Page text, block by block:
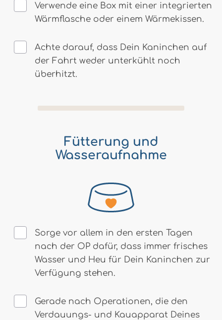
Verwende eine Box mit einer integrierten
Wärmflasche oder einem Wärmekissen.
Achte darauf, dass Dein Kaninchen auf
der Fahrt weder unterkühlt noch
überhitzt.
Fütterung und
Wasseraufnahme
Sorge vor allem in den ersten Tagen
nach der OP dafür, dass immer frisches
Wasser und Heu für Dein Kaninchen zur
Verfügung stehen.
Gerade nach Operationen, die den
Verdauungs- und Kauapparat Deines